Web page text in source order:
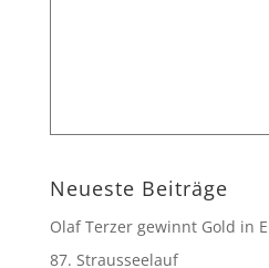
Neueste Beiträge
Olaf Terzer gewinnt Gold in
87. Strausseelauf